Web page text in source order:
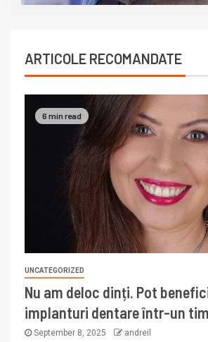
ARTICOLE RECOMANDATE
6 min read
UNCATEGORIZED
Nu am deloc dinți. Pot
implanturi dentare într-un
September 8, 2025 andreil